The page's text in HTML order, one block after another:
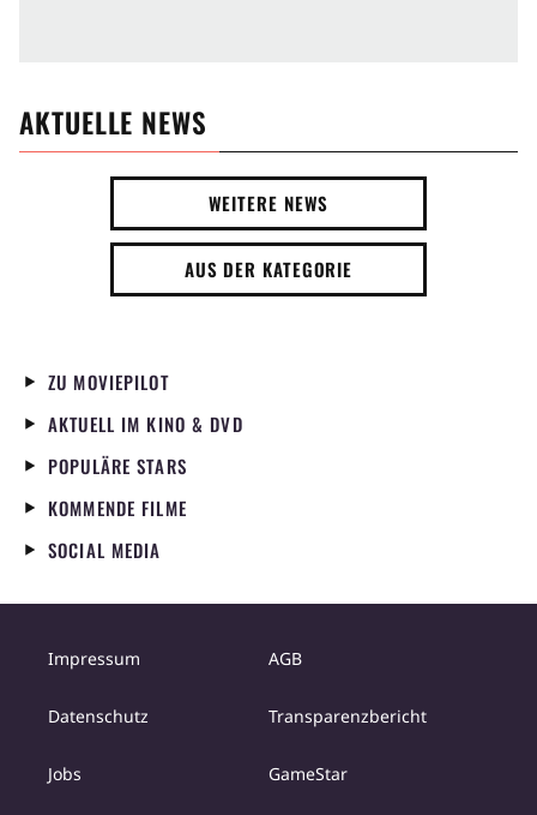
AKTUELLE NEWS
WEITERE NEWS
AUS DER KATEGORIE
ZU MOVIEPILOT
AKTUELL IM KINO & DVD
POPULÄRE STARS
KOMMENDE FILME
SOCIAL MEDIA
Impressum AGB
Datenschutz Transparenzbericht
Jobs GameStar